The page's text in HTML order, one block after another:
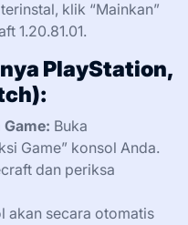
klik “Mainkan”
1.20.81.01.
PlayStation,
Buka
Game” konsol Anda.
dan periksa
akan secara otomatis